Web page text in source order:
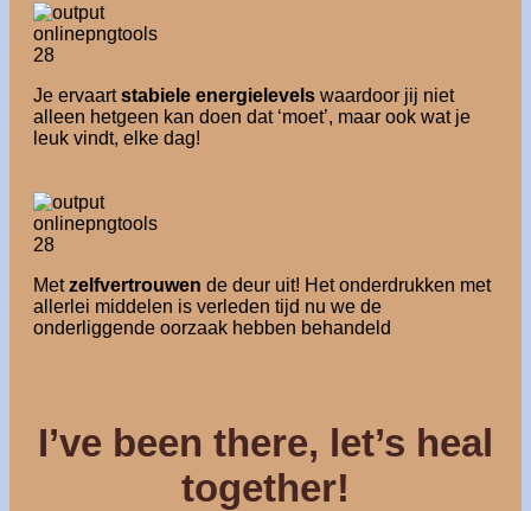
Je ervaartstabiele energielevels waardoor jij niet
alleen hetgeen kan doen dat ‘moet’, maar ook wat je
leuk vindt, elke dag!
Metzelfvertrouwen de deur uit! Het onderdrukken met
allerlei middelen is verleden tijd nu we de
onderliggende oorzaak hebben behandeld
I’ve been there, let’s heal
together!